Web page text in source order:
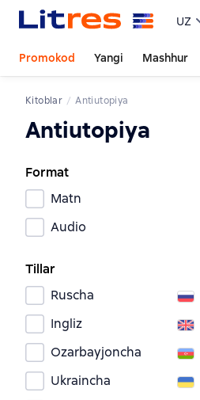
UZ
Promokod Yangi Mashhur
Kitoblar Antiutopiya
Antiutopiya
Format
Matn
Audio
Tillar
Ruscha
Ingliz
Ozarbayjoncha
Ukraincha